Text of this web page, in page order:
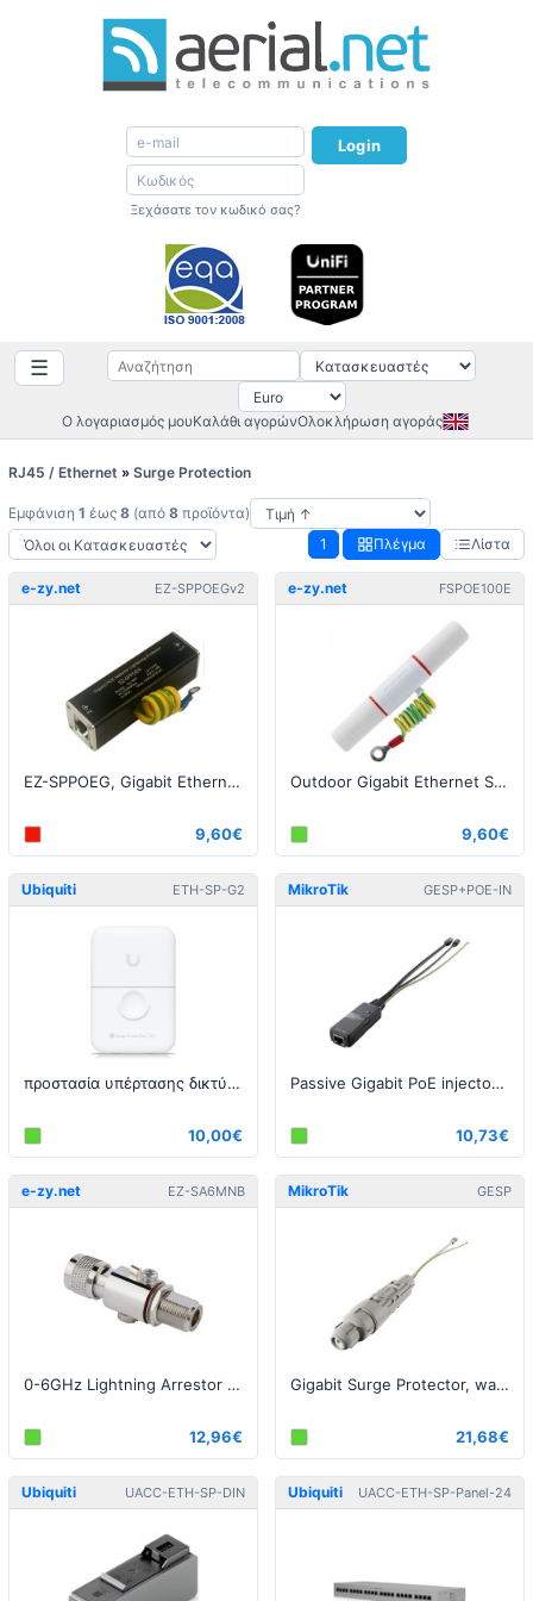
Login
Ξεχάσατε τον κωδικό σας?
☰
Ο λογαριασμός μουΚαλάθι αγορώνΟλοκλήρωση αγοράς
RJ45 / Ethernet » Surge Protection
Εμφάνιση 1 έως 8 (από 8 προϊόντα)
1
Πλέγμα Λίστα
e-zy.net EZ-SPPOEGv2
EZ-SPPOEG, Gigabit Ethernet Surge Protector V2
9,60€
e-zy.net FSPOE100E
Outdoor Gigabit Ethernet Surge Protector
9,60€
Ubiquiti ETH-SP-G2
προστασία υπέρτασης δικτύου - G2
10,00€
MikroTik GESP+POE-IN
Passive Gigabit PoE injector with surge protection, indoor
10,73€
e-zy.net EZ-SA6MNB
0-6GHz Lightning Arrestor N-Male to N-Female bulkhead
12,96€
MikroTik GESP
Gigabit Surge Protector, waterproof enclosure, IP68
21,68€
Ubiquiti UACC-ETH-SP-DIN Ubiquiti UACC-ETH-SP-Panel-24